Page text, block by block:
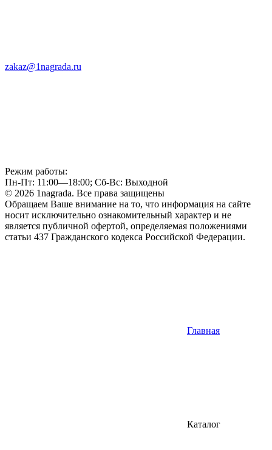
zakaz@1nagrada.ru
Режим работы:
Пн-Пт: 11:00—18:00; Сб-Вс: Выходной
© 2026 1nagrada. Все права защищены
Обращаем Ваше внимание на то, что информация на сайте
носит исключительно ознакомительный характер и не
является публичной офертой, определяемая положениями
статьи 437 Гражданского кодекса Российской Федерации.
Главная
Каталог